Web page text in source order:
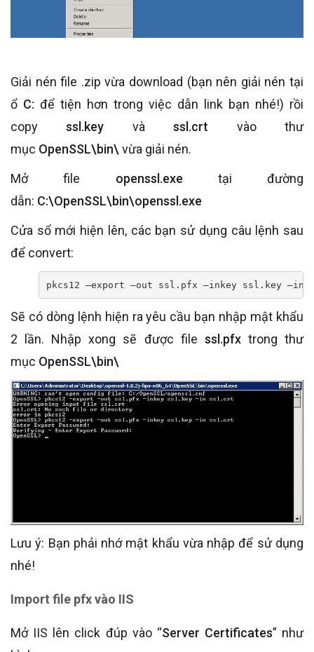
Giải nén file .zip vừa download (bạn nên giải nén tại
ổ C: để tiện hơn trong việc dẫn link bạn nhé!) rồi
copyssl.key vàssl.crt vào thư
mục OpenSSL\bin\ vừa giải nén.
Mở file openssl.exe tại đường
dẫn: C:\OpenSSL\bin\openssl.exe
Cửa sổ mới hiện lên, các bạn sử dụng câu lệnh sau
để convert:
pkcs12 –export –out ssl.pfx –inkey ssl.key –in
Sẽ có dòng lệnh hiện ra yêu cầu bạn nhập mật khẩu
2 lần. Nhập xong sẽ được file ssl.pfxtrong thư
mục OpenSSL\bin\
Lưu ý: Bạn phải nhớ mật khẩu vừa nhập để sử dụng
nhé!
Import file pfx vào IIS
Mở IIS lên click đúp vào “Server Certificates” như